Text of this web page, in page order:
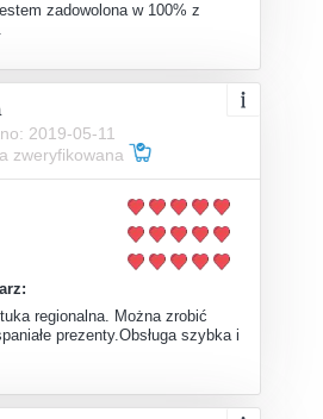
zadowolona w 100% z
2019-05-11
zweryfikowana
regionalna. Można zrobić
prezenty.Obsługa szybka i